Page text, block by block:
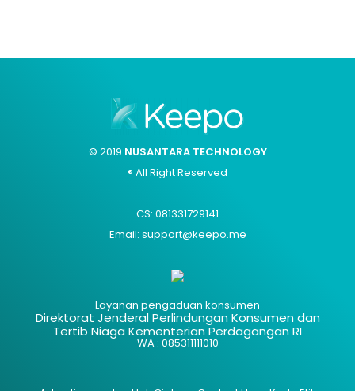
© 2019 NUSANTARA TECHNOLOGY
® All Right Reserved
CS: 081331729141
Email: support@keepo.me
Layanan pengaduan konsumen
Direktorat Jenderal Perlindungan Konsumen dan
Tertib Niaga Kementerian Perdagangan RI
WA : 085311111010